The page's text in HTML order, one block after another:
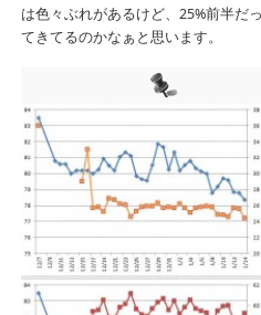
は色々ぶれがあるけど、25%前半だ
てきてるのかなぁと思います。